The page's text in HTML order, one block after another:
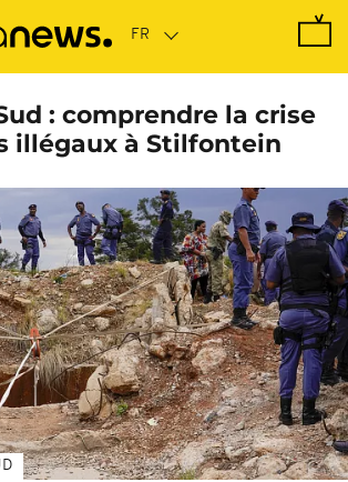
: comprendre la crise
illégaux à Stilfontein